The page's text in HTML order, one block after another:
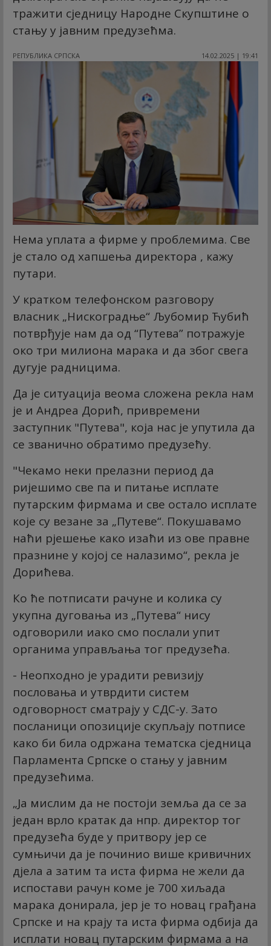
тражити сједницу Народне Скупштине о
стању у јавним предузећма.
РЕПУБЛИКА СРПСКА 14.02.2025 | 19:41
Нема уплата а фирме у проблемима. Све
је стало од хапшења директора , кажу
путари.
У кратком телефонском разговору
власник „Нискоградње“ Љубомир Ћубић
потврђује нам да од “Путева” потражује
око три милиона марака и да због свега
дугује радницима.
Да је ситуација веома сложена рекла нам
је и Андреа Дорић, привремени
заступник "Путева", која нас је упутила да
се званично обратимо предузећу.
"Чекамо неки прелазни период да
ријешимо све па и питање исплате
путарским фирмама и све остало исплате
које су везане за „Путеве“. Покушавамо
наћи рјешење како изаћи из ове правне
празнине у којој се налазимо“, рекла је
Дорићева.
Ко ће потписати рачуне и колика су
укупна дуговања из „Путева“ нису
одговорили иако смо послали упит
органима управљања тог предузећа.
- Неопходно је урадити ревизију
пословања и утврдити систем
одговорност сматрају у СДС-у. Зато
посланици опозиције скупљају потписе
како би била одржана тематска сједница
Парламента Српске о стању у јавним
предузећима.
„Ја мислим да не постоји земља да се за
један врло кратак да нпр. директор тог
предузећа буде у притвору јер се
сумњичи да је починио више кривичних
дјела а затим та иста фирма не жели да
испостави рачун коме је 700 хиљада
марака донирала, јер је то новац грађана
Српске и на крају та иста фирма одбија да
исплати новац путарским фирмама а на